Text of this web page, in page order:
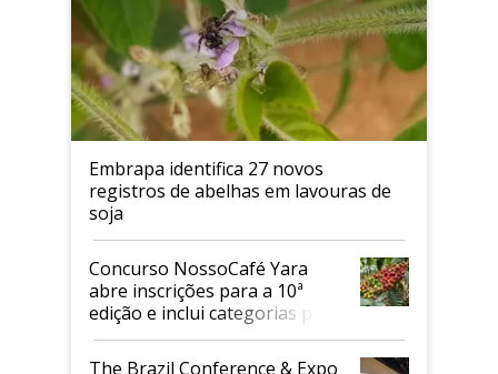
Embrapa identifica 27 novos
registros de abelhas em lavouras de
soja
Concurso NossoCafé Yara
abre inscrições para a 10ª
edição e inclui categorias para
cafés Canephora
The Brazil Conference & Expo